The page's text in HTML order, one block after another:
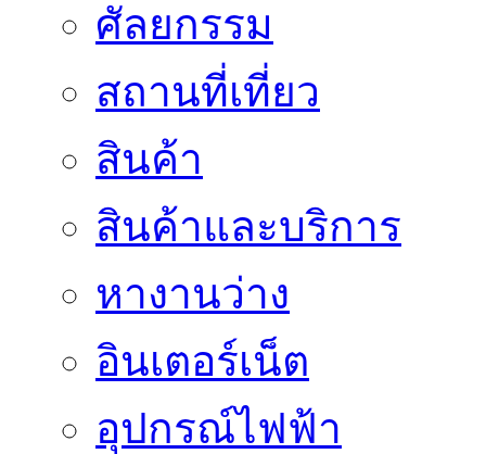
ศัลยกรรม
สถานที่เที่ยว
สินค้า
สินค้าและบริการ
หางานว่าง
อินเตอร์เน็ต
อุปกรณ์ไฟฟ้า